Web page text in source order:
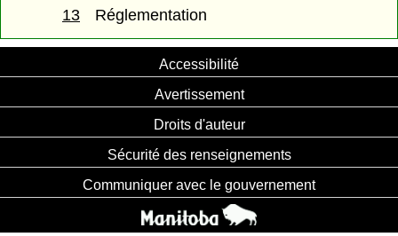
13
Réglementation
Accessibilité
Avertissement
Droits d'auteur
Sécurité des renseignements
Communiquer avec le gouvernement